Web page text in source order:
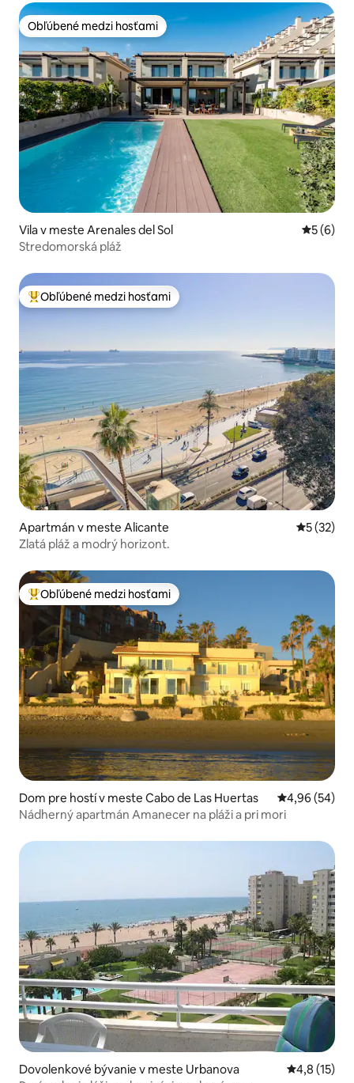
Obľúbené medzi hosťami
Obľúbené medzi hosťami
Vila v meste Arenales del Sol
5 (6)
Stredomorská pláž
Najobľúbenejšie medzi hosťami
Obľúbené medzi hosťami
Apartmán v meste Alicante
5 (32)
Zlatá pláž a modrý horizont.
Najobľúbenejšie medzi hosťami
Obľúbené medzi hosťami
Dom pre hostí v meste Cabo de Las Huertas Priemerné
4,96 (54)
Nádherný apartmán Amanecer na pláži a pri mori
Dovolenkové bývanie v meste Urbanova Priemerné
4,8 (15)